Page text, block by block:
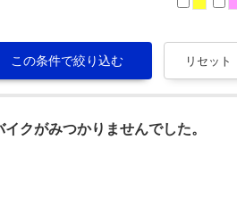
クがみつかりませんでした。